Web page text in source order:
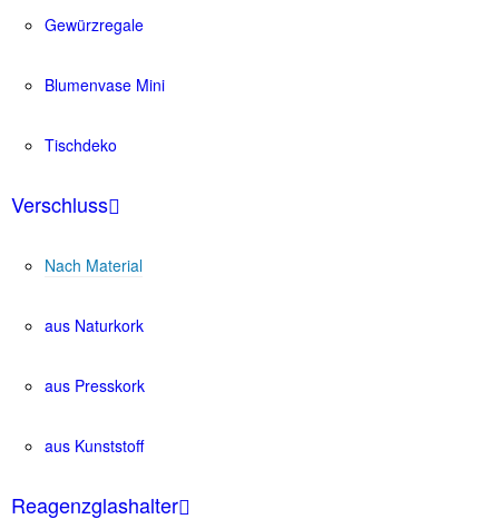
Gewürzregale
Blumenvase Mini
Tischdeko
Verschluss
Nach Material
aus Naturkork
aus Presskork
aus Kunststoff
Reagenzglashalter